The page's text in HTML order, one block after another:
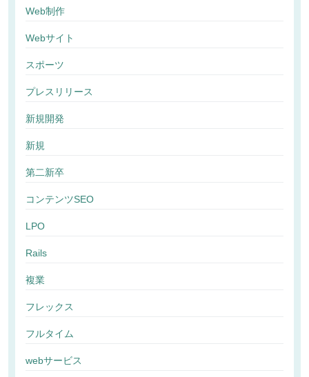
Web制作
Webサイト
スポーツ
プレスリリース
新規開発
新規
第二新卒
コンテンツSEO
LPO
Rails
複業
フレックス
フルタイム
webサービス